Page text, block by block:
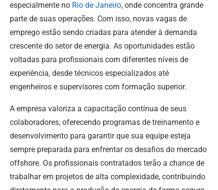
especialmente no Rio de Janeiro, onde concentra grande
parte de suas operações. Com isso, novas vagas de
emprego estão sendo criadas para atender à demanda
crescente do setor de energia. As oportunidades estão
voltadas para profissionais com diferentes níveis de
experiência, desde técnicos especializados até
engenheiros e supervisores com formação superior.
A empresa valoriza a capacitação contínua de seus
colaboradores, oferecendo programas de treinamento e
desenvolvimento para garantir que sua equipe esteja
sempre preparada para enfrentar os desafios do mercado
offshore. Os profissionais contratados terão a chance de
trabalhar em projetos de alta complexidade, contribuindo